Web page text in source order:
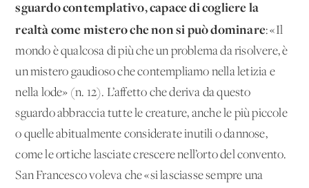
sguardo contemplativo, capace di cogliere la
realtà come mistero che non si può dominare: «Il
mondo è qualcosa di più che un problema da risolvere, è
un mistero gaudioso che contempliamo nella letizia e
nella lode» (n. 12). L’affetto che deriva da questo
sguardo abbraccia tutte le creature, anche le più piccole
o quelle abitualmente considerate inutili o dannose,
come le ortiche lasciate crescere nell’orto del convento.
San Francesco voleva che «si lasciasse sempre una